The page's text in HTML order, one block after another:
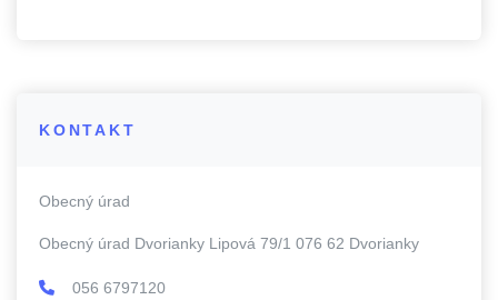
KONTAKT
Obecný úrad
Obecný úrad Dvorianky Lipová 79/1 076 62 Dvorianky
056 6797120